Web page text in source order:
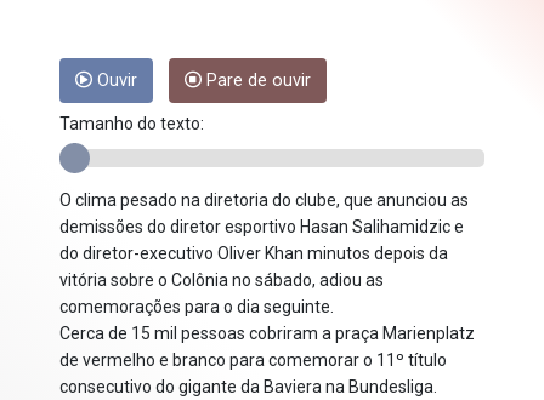
Ouvir Pare de ouvir
Tamanho do texto:
O clima pesado na diretoria do clube, que anunciou as
demissões do diretor esportivo Hasan Salihamidzic e
do diretor-executivo Oliver Khan minutos depois da
vitória sobre o Colônia no sábado, adiou as
comemorações para o dia seguinte.
Cerca de 15 mil pessoas cobriram a praça Marienplatz
de vermelho e branco para comemorar o 11º título
consecutivo do gigante da Baviera na Bundesliga.